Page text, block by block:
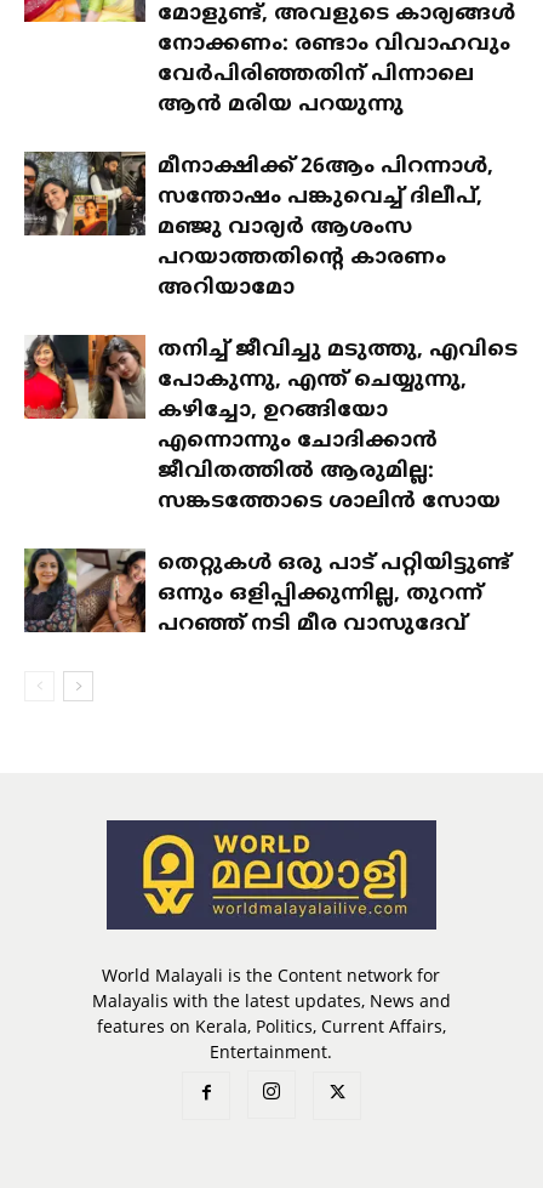
മോളുണ്ട്, അവളുടെ കാര്യങ്ങൾ
നോക്കണം: രണ്ടാം വിവാഹവും
വേർപിരിഞ്ഞതിന് പിന്നാലെ
ആൻ മരിയ പറയുന്നു
മീനാക്ഷിക്ക് 26ആം പിറന്നാൾ,
സന്തോഷം പങ്കുവെച്ച് ദിലീപ്,
മഞ്ജു വാര്യർ ആശംസ
പറയാത്തതിന്റെ കാരണം
അറിയാമോ
തനിച്ച് ജീവിച്ചു മടുത്തു, എവിടെ
പോകുന്നു, എന്ത് ചെയ്യുന്നു,
കഴിച്ചോ, ഉറങ്ങിയോ
എന്നൊന്നും ചോദിക്കാൻ
ജീവിതത്തിൽ ആരുമില്ല:
സങ്കടത്തോടെ ശാലിൻ സോയ
തെറ്റുകൾ ഒരു പാട് പറ്റിയിട്ടുണ്ട്
ഒന്നും ഒളിപ്പിക്കുന്നില്ല, തുറന്ന്
പറഞ്ഞ് നടി മീര വാസുദേവ്
World Malayali is the Content network for
Malayalis with the latest updates, News and
features on Kerala, Politics, Current Affairs,
Entertainment.